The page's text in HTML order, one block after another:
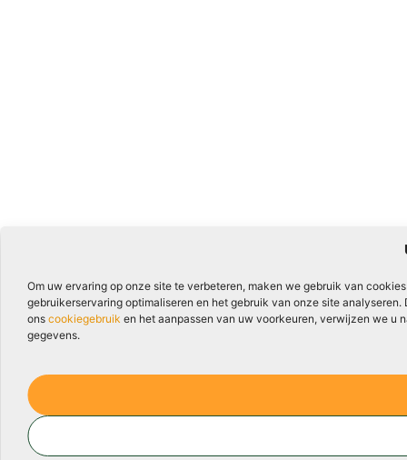
Om uw ervaring op onze site te verbeteren, maken we gebruik van
gebruikerservaring optimaliseren en het gebruik van onze site
ons cookiegebruik en het aanpassen van uw voorkeuren, verwijzen we u
gegevens.